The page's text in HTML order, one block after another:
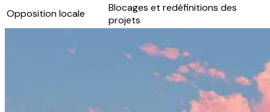
Opposition locale
Blocages et redéfinitions des
projets